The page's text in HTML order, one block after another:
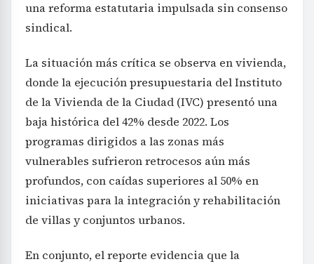
una reforma estatutaria impulsada sin consenso
sindical.
La situación más crítica se observa en vivienda,
donde la ejecución presupuestaria del Instituto
de la Vivienda de la Ciudad (IVC) presentó una
baja histórica del 42% desde 2022. Los
programas dirigidos a las zonas más
vulnerables sufrieron retrocesos aún más
profundos, con caídas superiores al 50% en
iniciativas para la integración y rehabilitación
de villas y conjuntos urbanos.
En conjunto, el reporte evidencia que la